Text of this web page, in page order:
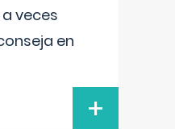
veces
en
+